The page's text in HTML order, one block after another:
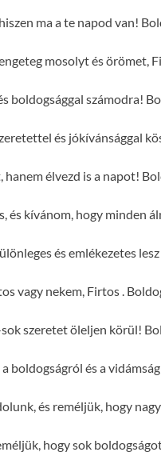
ma a te napod van!
mosolyt és örömet,
boldogsággal számodra!
és jókívánsággal
hanem élvezd is a napot!
és kívánom, hogy minden
és emlékezetes
vagy nekem, Firtos .
szeretet öleljen körül!
boldogságról és a
és reméljük, hogy
hogy sok